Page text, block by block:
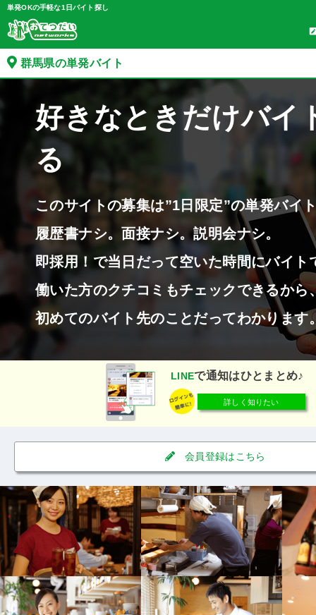
単発OKの手軽な1日バイト探し
群馬県の単発バイト
好きなときだけバイ
る
このサイトの募集は”1日限定”の単発バイ
履歴書ナシ。面接ナシ。説明会ナシ。
即採用！で当日だって空いた時間にバイト
働いた方のクチコミもチェックできるから
初めてのバイト先のことだってわかります
LINEで通知はひとまとめ♪
詳しく知りたい
会員登録はこちら